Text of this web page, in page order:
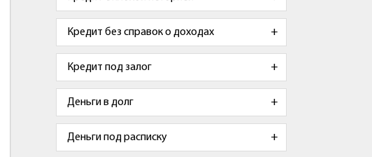
Кредит без справок о доходах
Кредит под залог
Деньги в долг
Деньги под расписку